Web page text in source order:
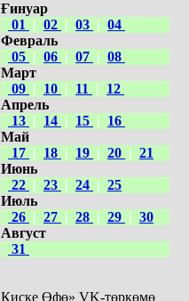
Ғинуар
01
| 02 | 03 | 04
Февраль
05 | 06 | 07 | 08
Март
09 | 10 | 11 |
12
Апрель
13 | 14 | 15 |
16
Май
17 | 18 | 19 | 20 | 21
Июнь
22 | 23 | 24 | 25
Июль
26 | 27 | 28 | 29 | 30
Август
31
Киске Өфө» VK-төркөмө